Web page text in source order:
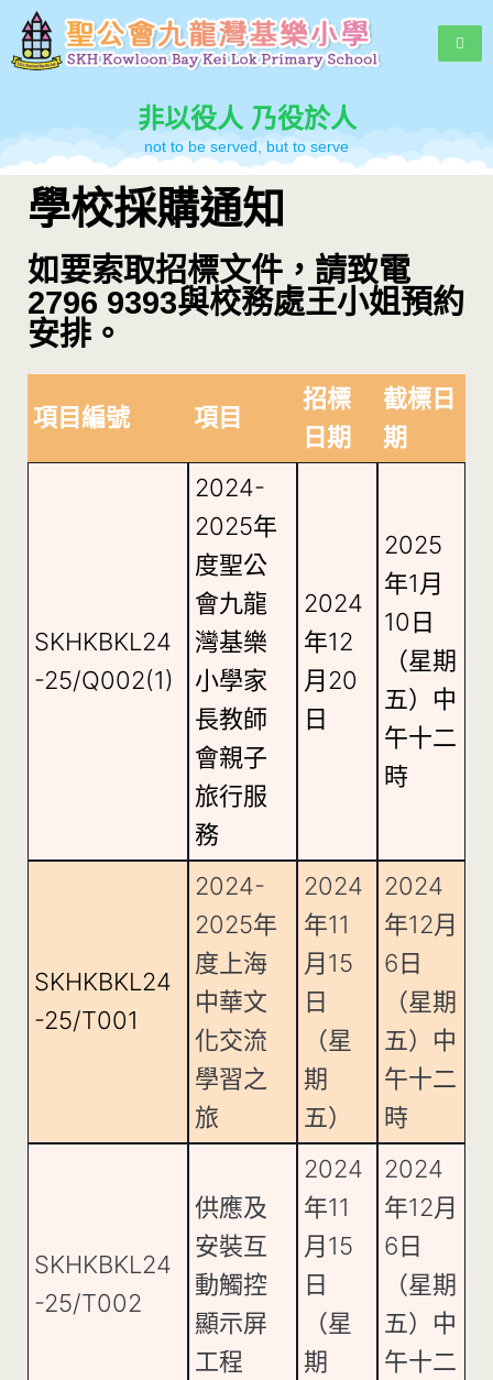
非以役人 乃役於人
not to be served, but to serve
學校採購通知
如要索取招標文件，請致電
2796 9393與校務處王小姐預約
安排。
項目編號 項目
招標
日期
截標日
期
SKHKBKL24
-25/Q002(1)
2024-
2025年
度聖公
會九龍
灣基樂
小學家
長教師
會親子
旅行服
務
2024
年12
月20
日
2025
年1月
10日
（星期
五）中
午十二
時
SKHKBKL24
-25/T001
2024-
2025年
度上海
中華文
化交流
學習之
旅
2024
年11
月15
日
（星
期
五）
2024
年12月
6日
（星期
五）中
午十二
時
SKHKBKL24
-25/T002
供應及
安裝互
動觸控
顯示屏
工程
2024
年11
月15
日
（星
期
2024
年12月
6日
（星期
五）中
午十二